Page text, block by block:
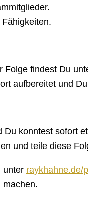
Folge findest Du
aufbereitet und
Du konntest sofort
und teile diese
unter raykhahne.de/
machen.